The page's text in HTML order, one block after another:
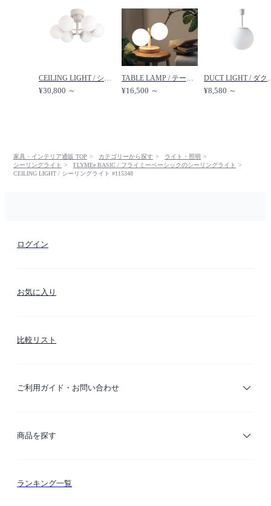
CEILING LIGHT / シーリングライト #115349 / FLYMEe BASIC / フライミーベーシック
¥30,800 ～
TABLE LAMP / テーブルランプ #115350 / FLYMEe BASIC / フライミーベーシック
¥16,500 ～
DUCT LIGHT / ダクト
¥8,580 ～
家具・インテリア通販 TOP カテゴリーから探す
ライト・照明
シーリングライト
FLYMEe BASIC / フライミーベーシックのシーリングライト
CEILING LIGHT / シーリングライト #115348
ログイン
お気に入り
比較リスト
ご利用ガイド・お問い合わせ
ご利用ガイド
商品を探す
カテゴリー検索
ランキング一覧